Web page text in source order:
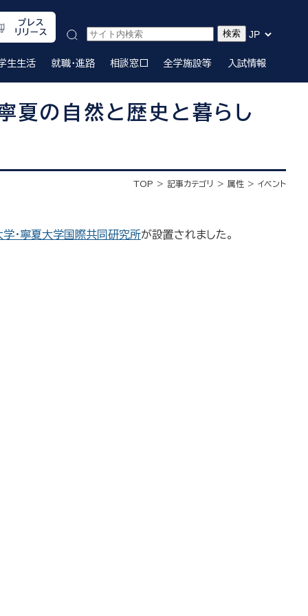
プレス
リリース
生生活 就職・進路 相談窓口 全学施設等 入試情報
夏の自然と歴史と暮らし
TOP 記事カテゴリ 属性 イベント
学・寧夏大学国際共同研究所が設置されました。